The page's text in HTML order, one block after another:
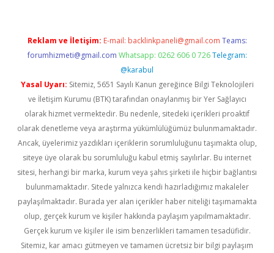
Reklam ve İletişim: E-mail: backlinkpaneli@gmail.com Teams:
forumhizmeti@gmail.com Whatsapp: 0262 606 0 726 Telegram:
@karabul
Yasal Uyarı: Sitemiz, 5651 Sayılı Kanun gereğince Bilgi Teknolojileri
ve İletişim Kurumu (BTK) tarafından onaylanmış bir Yer Sağlayıcı
olarak hizmet vermektedir. Bu nedenle, sitedeki içerikleri proaktif
olarak denetleme veya araştırma yükümlülüğümüz bulunmamaktadır.
Ancak, üyelerimiz yazdıkları içeriklerin sorumluluğunu taşımakta olup,
siteye üye olarak bu sorumluluğu kabul etmiş sayılırlar. Bu internet
sitesi, herhangi bir marka, kurum veya şahıs şirketi ile hiçbir bağlantısı
bulunmamaktadır. Sitede yalnızca kendi hazırladığımız makaleler
paylaşılmaktadır. Burada yer alan içerikler haber niteliği taşımamakta
olup, gerçek kurum ve kişiler hakkında paylaşım yapılmamaktadır.
Gerçek kurum ve kişiler ile isim benzerlikleri tamamen tesadüfidir.
Sitemiz, kar amacı gütmeyen ve tamamen ücretsiz bir bilgi paylaşım